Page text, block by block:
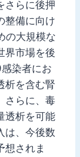
さらに後押
整備に向け
の大規模な
界市場を後
染者にお
析を含む腎
さらに、毒
透析を可能
は、今後数
想されま